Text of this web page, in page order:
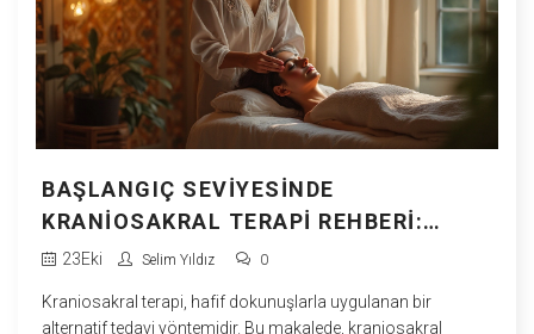
BAŞLANGIÇ SEVIYESINDE
KRANIOSAKRAL TERAPI REHBERI:
TEMEL BILGILER VE FAYDALARI
23Eki Selim Yıldız 0
Kraniosakral terapi, hafif dokunuşlarla uygulanan bir
alternatif tedavi yöntemidir. Bu makalede, kraniosakral